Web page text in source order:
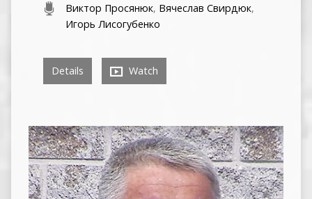
Виктор Просянюк, Вячеслав Свирдюк,
Игорь Лисогубенко
Details Watch